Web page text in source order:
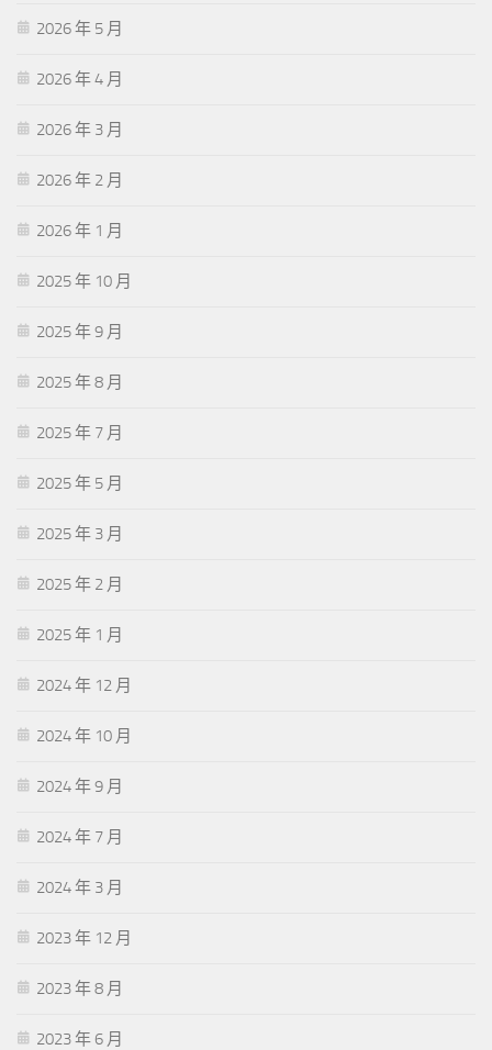
2026 年 5 月
2026 年 4 月
2026 年 3 月
2026 年 2 月
2026 年 1 月
2025 年 10 月
2025 年 9 月
2025 年 8 月
2025 年 7 月
2025 年 5 月
2025 年 3 月
2025 年 2 月
2025 年 1 月
2024 年 12 月
2024 年 10 月
2024 年 9 月
2024 年 7 月
2024 年 3 月
2023 年 12 月
2023 年 8 月
2023 年 6 月